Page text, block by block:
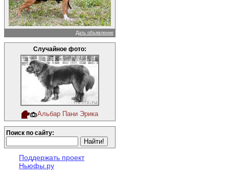
Дать объявление
Случайное фото:
Альбар Пани Эрика
Поиск по сайту:
Поддержать проект
Ньюфы.ру